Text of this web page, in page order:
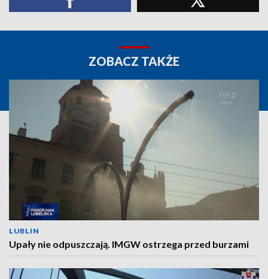
ZOBACZ TAKŻE
LUBLIN
Upały nie odpuszczają. IMGW ostrzega przed burzami